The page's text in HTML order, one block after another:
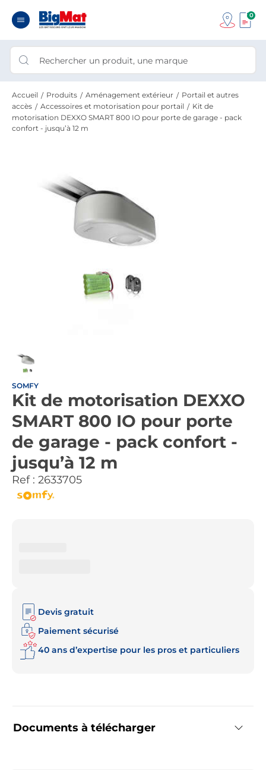
0
Accueil Produits Aménagement extérieur
Portail et autres
accès
Accessoires et motorisation pour portail
Kit de
motorisation DEXXO SMART 800 IO pour porte de garage - pack
confort - jusqu’à 12 m
SOMFY
Kit de motorisation DEXXO
SMART 800 IO pour porte
de garage - pack confort -
jusqu’à 12 m
Ref : 2633705
Documents à télécharger
Devis gratuit
Paiement sécurisé
40 ans d’expertise pour les pros et particuliers